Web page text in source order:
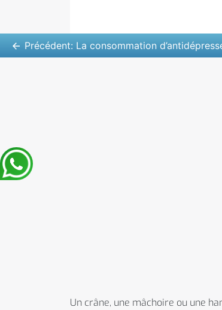
Précédent: La consommation d’antidépresseurs complique
Un crâne, une mâchoire ou une